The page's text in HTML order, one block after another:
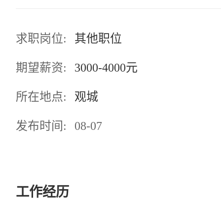
求职岗位: 其他职位
期望薪资: 3000-4000元
所在地点: 观城
发布时间: 08-07
工作经历